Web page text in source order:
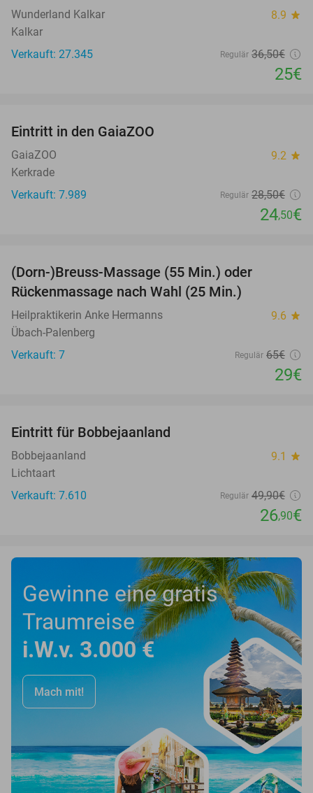
Wunderland Kalkar 8.9 star
Kalkar
Verkauft: 27.345
Regulär 36,50€
25€
Eintritt in den GaiaZOO
GaiaZOO 9.2 star
Kerkrade
Verkauft: 7.989
Regulär 28,50€
24,50€
(Dorn-)Breuss-Massage (55 Min.) oder
Rückenmassage nach Wahl (25 Min.)
Heilpraktikerin Anke Hermanns 9.6 star
Übach-Palenberg
Verkauft: 7
Regulär 65€
29€
Eintritt für Bobbejaanland
Bobbejaanland 9.1 star
Lichtaart
Verkauft: 7.610
Regulär 49,90€
26,90€
Gewinne eine gratis
Traumreise
i.W.v. 3.000 €
Mach mit!